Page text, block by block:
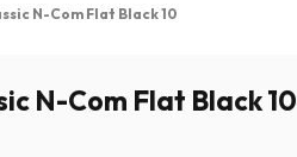
N-Com Flat Black 10
N-Com Flat Black 10